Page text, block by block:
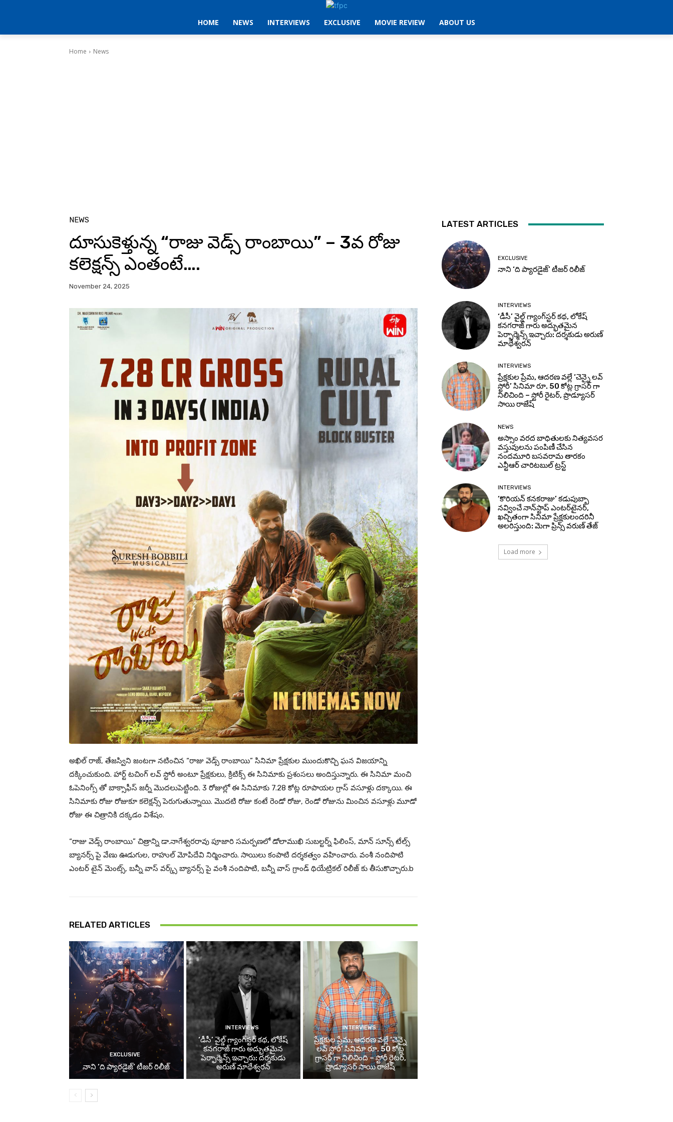
HOME NEWS INTERVIEWS EXCLUSIVE MOVIE REVIEW ABOUT US
Home News
NEWS
దూసుకెళ్తున్న “రాజు వెడ్స్ రాంబాయి” – 3వ రోజు
కలెక్షన్స్ ఎంతంటే….
November 24, 2025
అఖిల్ రాజ్, తేజస్విని జంటగా నటించిన “రాజు వెడ్స్ రాంబాయి” సినిమా ప్రేక్షకుల ముందుకొచ్చి ఘన విజయాన్ని
దక్కించుకుంది. హార్ట్ టచింగ్ లవ్ స్టోరీ అంటూ ప్రేక్షకులు, క్రిటిక్స్ ఈ సినిమాకు ప్రశంసలు అందిస్తున్నారు. ఈ సినిమా మంచి
ఓపెనింగ్స్ తో బాక్సాఫీస్ జర్నీ మొదలుపెట్టింది. 3 రోజుల్లో ఈ సినిమాకు 7.28 కోట్ల రూపాయల గ్రాస్ వసూళ్లు దక్కాయి. ఈ
సినిమాకు రోజు రోజుకూ కలెక్షన్స్ పెరుగుతున్నాయి. మొదటి రోజు కంటే రెండో రోజు, రెండో రోజును మించిన వసూళ్లు మూడో
రోజు ఈ చిత్రానికి దక్కడం విశేషం.
“రాజు వెడ్స్ రాంబాయి” చిత్రాన్ని డా.నాగేశ్వరరావు పూజారి సమర్పణలో డోలాముఖి సుబల్టర్న్ ఫిలింస్, మాన్ సూన్స్ టేల్స్
బ్యానర్స్ పై వేణు ఊడుగుల, రాహుల్ మోపిదేవి నిర్మించారు. సాయిలు కంపాటి దర్శకత్వం వహించారు. వంశీ నందిపాటి
ఎంటర్ టైన్ మెంట్స్, బన్నీ వాస్ వర్క్స్ బ్యానర్స్ పై వంశీ నందిపాటి, బన్నీ వాస్ గ్రాండ్ థియేట్రికల్ రిలీజ్ కు తీసుకొచ్చారు.b
RELATED ARTICLES
EXCLUSIVE
నాని ‘ది ప్యారడైజ్’ టీజర్‌ రిలీజ్
INTERVIEWS
‘డీసీ’ వైల్డ్ గ్యాంగ్‌స్టర్ కథ, లోకేష్
కనగరాజ్ గారు అద్భుతమైన
పెర్ఫార్మెన్స్ ఇచ్చారు: దర్శకుడు
అరుణ్ మాథేశ్వరన్
INTERVIEWS
ప్రేక్షకుల ప్రేమ, ఆదరణ వల్లే ‘చెన్నై
లవ్ స్టోరీ’ సినిమా రూ. 50 కోట్ల
గ్రాసర్ గా నిలిచింది – స్టోరీ రైటర్,
ప్రొడ్యూసర్ సాయి రాజేష్
LATEST ARTICLES
EXCLUSIVE
నాని ‘ది ప్యారడైజ్’ టీజర్‌ రిలీజ్
INTERVIEWS
‘డీసీ’ వైల్డ్ గ్యాంగ్‌స్టర్ కథ, లోకేష్
కనగరాజ్ గారు అద్భుతమైన
పెర్ఫార్మెన్స్ ఇచ్చారు: దర్శకుడు అరుణ్
మాథేశ్వరన్
INTERVIEWS
ప్రేక్షకుల ప్రేమ, ఆదరణ వల్లే ‘చెన్నై లవ్
స్టోరీ’ సినిమా రూ. 50 కోట్ల గ్రాసర్ గా
నిలిచింది – స్టోరీ రైటర్, ప్రొడ్యూసర్
సాయి రాజేష్
NEWS
అస్సాం వరద బాధితులకు నిత్యవసర
వస్తువులను పంపిణీ చేసిన
నందమూరి బసవరామ తారకం
ఎన్టీఆర్ చారిటబుల్ ట్రస్ట్
INTERVIEWS
‘కొరియన్ కనకరాజు’ కడుపుబ్బా
నవ్వించే నాన్‌స్టాప్ ఎంటర్‌టైనర్,
ఖచ్చితంగా సినిమా ప్రేక్షకులందరినీ
అలరిస్తుంది: మెగా ప్రిన్స్ వరుణ్ తేజ్
Load more